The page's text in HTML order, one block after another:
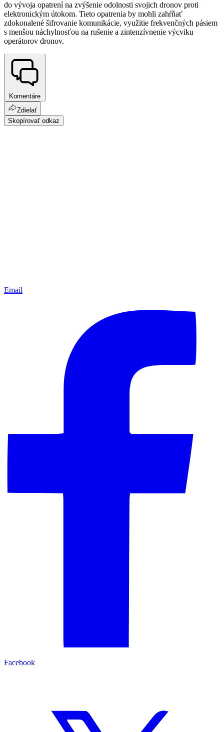
do vývoja opatrení na zvýšenie odolnosti svojich dronov proti
elektronickým útokom. Tieto opatrenia by mohli zahŕňať
zdokonalené šifrovanie komunikácie, využitie frekvenčných pásiem
s menšou náchylnosťou na rušenie a zintenzívnenie výcviku
operátorov dronov.
Komentáre
Zdielať
Skopírovať odkaz
Email
Facebook